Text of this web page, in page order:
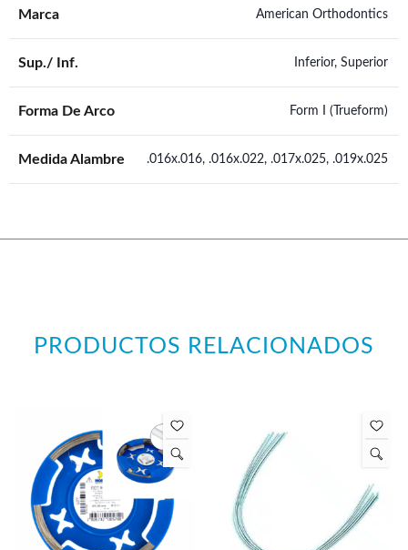
Marca American Orthodontics
Sup./ Inf. Inferior, Superior
Forma De Arco Form I (Trueform)
Medida Alambre .016x.016, .016x.022, .017x.025, .019x.025
PRODUCTOS RELACIONADOS